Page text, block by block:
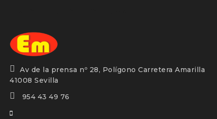
Av de la prensa nº 28, Polígono Carretera Amarilla
41008 Sevilla
954 43 49 76